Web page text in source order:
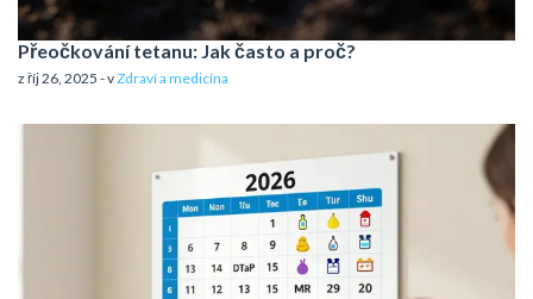
Přeočkování tetanu: Jak často a proč?
z říj 26, 2025 - vZdraví a medicína